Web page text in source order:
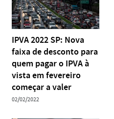
IPVA 2022 SP: Nova
faixa de desconto para
quem pagar o IPVA à
vista em fevereiro
começar a valer
02/02/2022